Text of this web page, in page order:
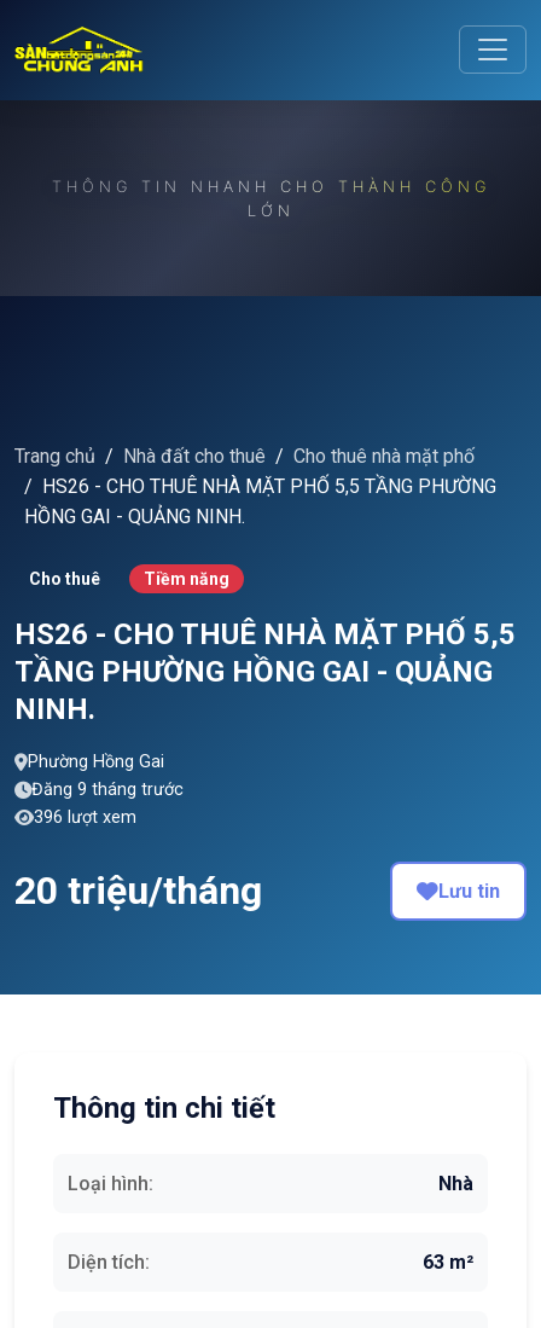
THÔNG TIN NHANH CHO THÀNH CÔNG
LỚN
Trang chủ Nhà đất cho thuê
Cho thuê nhà mặt phố
HS26 - CHO THUÊ NHÀ MẶT PHỐ 5,5 TẦNG PHƯỜNG
HỒNG GAI - QUẢNG NINH.
Cho thuê Tiềm năng
HS26 - CHO THUÊ NHÀ MẶT PHỐ 5,5
TẦNG PHƯỜNG HỒNG GAI - QUẢNG
NINH.
Phường Hồng Gai
Đăng 9 tháng trước
396 lượt xem
20 triệu/tháng Lưu tin
Thông tin chi tiết
Loại hình: Nhà
Diện tích: 63 m²